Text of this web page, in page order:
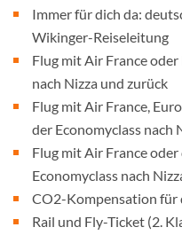
Immer für dich da:
Wikinger-Reiseleitung
Flug mit Air France
nach Nizza und zurück
Flug mit Air France,
der Economyclass nach
Flug mit Air France
Economyclass nach
CO2-Kompensation für
Rail und Fly-Ticket (2.